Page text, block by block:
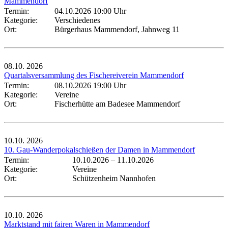
Termin:
04.10.2026 10:00 Uhr
Kategorie:
Verschiedenes
Ort:
Bürgerhaus Mammendorf, Jahnweg 11
08.10. 2026
Quartalsversammlung des Fischereiverein Mammendorf
Termin:
08.10.2026 19:00 Uhr
Kategorie:
Vereine
Ort:
Fischerhütte am Badesee Mammendorf
10.10. 2026
10. Gau-Wanderpokalschießen der Damen in Mammendorf
Termin:
10.10.2026 – 11.10.2026
Kategorie:
Vereine
Ort:
Schützenheim Nannhofen
10.10. 2026
Marktstand mit fairen Waren in Mammendorf